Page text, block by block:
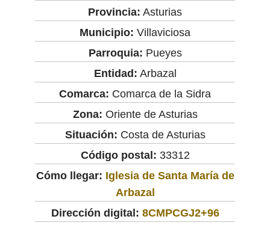
Provincia: Asturias
Municipio: Villaviciosa
Parroquia: Pueyes
Entidad: Arbazal
Comarca: Comarca de la Sidra
Zona: Oriente de Asturias
Situación: Costa de Asturias
Código postal: 33312
Cómo llegar: Iglesia de Santa María de
Arbazal
Dirección digital: 8CMPCGJ2+96